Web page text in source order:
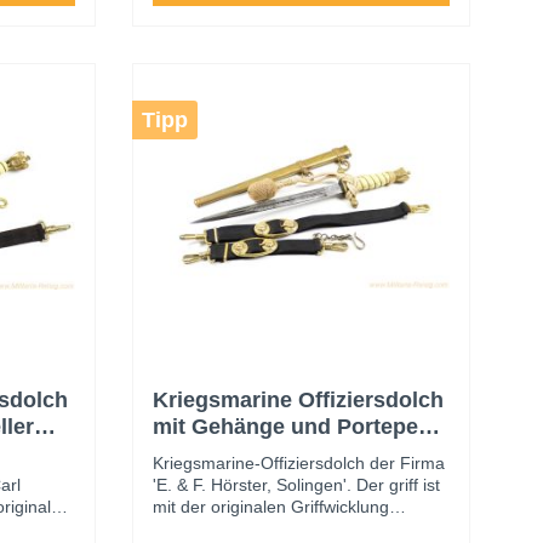
Tipp
Kriegsmarine Offiziersdolch
mit Gehänge und Portepee,
Hersteller E. & F. Hörster,
Solingen
Kriegsmarine-Offiziersdolch der Firma
'E. & F. Hörster, Solingen'. Der griff ist
mit der originalen Griffwicklung